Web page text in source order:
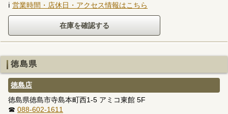
ℹ 営業時間・店休日・アクセス情報はこちら
徳島県
徳島店
徳島県徳島市寺島本町西1-5 アミコ東館 5F
☎ 088-602-1611